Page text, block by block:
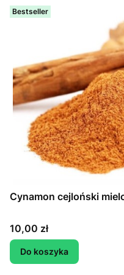
Bestseller
Cynamon cejloński
Cena
10,00 zł
Do koszyka